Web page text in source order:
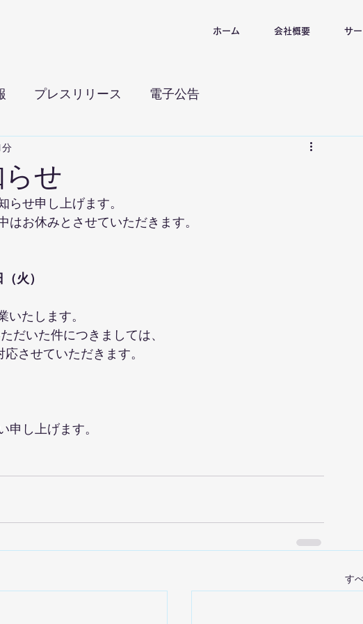
ホーム 会社概要 サ
プレスリリース 電子公告
せ
せ申し上げます。
お休みとさせていただきます。
火）
たします。
いた件につきましては、
せていただきます。
し上げます。
す